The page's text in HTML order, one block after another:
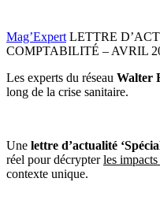
Mag’Expert LETTRE
COMPTABILITÉ – AVRIL
Les experts du réseau Walter
long de la crise sanitaire.
Une lettre d’actualité
réel pour décrypterles
contexte unique.